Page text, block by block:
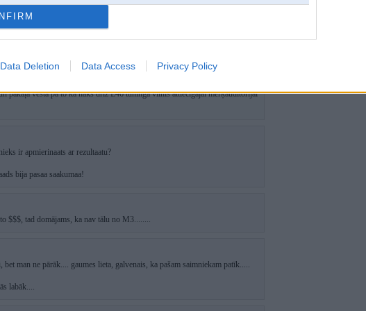
Data Deletion Data Access Privacy Policy
pakaļa vēsta pa to ka nāks drīz E46 tūninga vīlnis attiecīgajai mērķauditorijai
ir apmierinaats ar rezultaatu?
bija pasaa saakumaa!
$$$, tad domājams, ka nav tālu no M3........
man ne pārāk.... gaumes lieta, galvenais, ka pašam saimniekam patīk.....
labāk....